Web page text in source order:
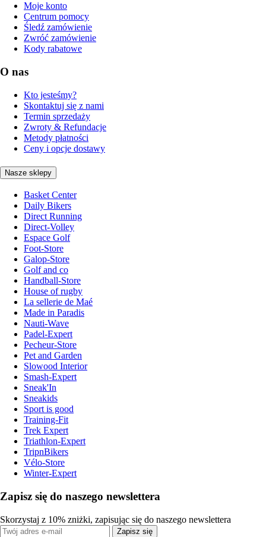
Moje konto
Centrum pomocy
Śledź zamówienie
Zwróć zamówienie
Kody rabatowe
O nas
Kto jesteśmy?
Skontaktuj się z nami
Termin sprzedaży
Zwroty & Refundacje
Metody płatności
Ceny i opcje dostawy
Nasze sklepy
Basket Center
Daily Bikers
Direct Running
Direct-Volley
Espace Golf
Foot-Store
Galop-Store
Golf and co
Handball-Store
House of rugby
La sellerie de Maé
Made in Paradis
Nauti-Wave
Padel-Expert
Pecheur-Store
Pet and Garden
Slowood Interior
Smash-Expert
Sneak'In
Sneakids
Sport is good
Training-Fit
Trek Expert
Triathlon-Expert
TripnBikers
Vélo-Store
Winter-Expert
Zapisz się do naszego newslettera
Skorzystaj z 10% zniżki, zapisując się do naszego newslettera
Zapisz się